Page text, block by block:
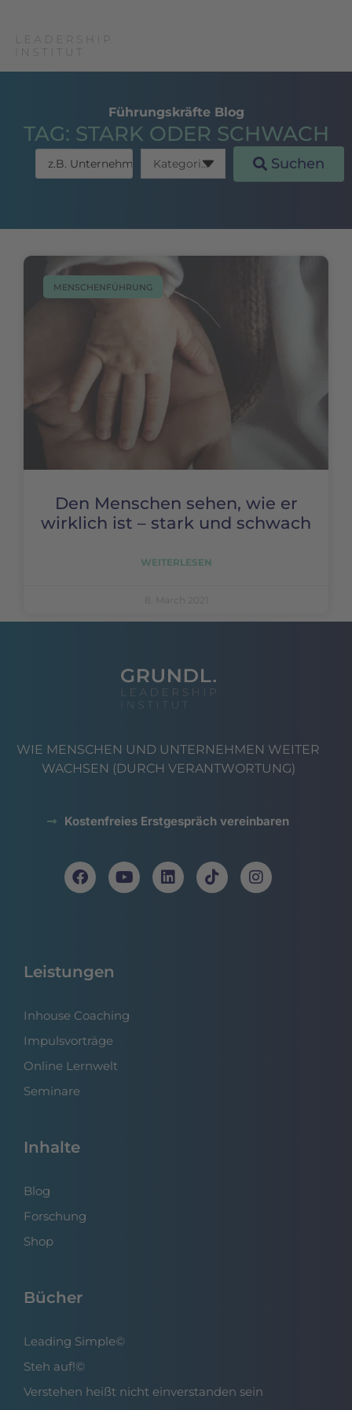
Führungskräfte Blog
TAG: STARK ODER SCHWACH
Suchen
MENSCHENFÜHRUNG
Den Menschen sehen, wie er
wirklich ist – stark und schwach
WEITERLESEN
8. March 2021
WIE MENSCHEN UND UNTERNEHMEN WEITER
WACHSEN (DURCH VERANTWORTUNG)
Kostenfreies Erstgespräch vereinbaren
Leistungen
Inhouse Coaching
Impulsvorträge
Online Lernwelt
Seminare
Inhalte
Blog
Forschung
Shop
Bücher
Leading Simple©
Steh auf!©
Verstehen heißt nicht einverstanden sein